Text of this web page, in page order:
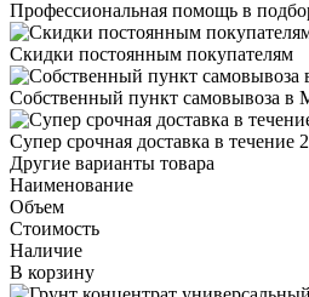
Профессиональная помощь в
Скидки постоянным покупателям
Собственный пункт самовывоза в
Супер срочная доставка в течение
Другие варианты товара
Наименование
Объем
Стоимость
Наличие
В корзину